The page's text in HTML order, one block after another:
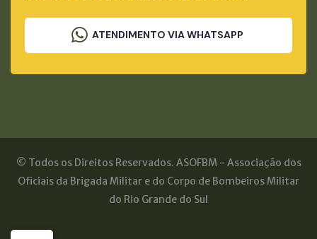
ATENDIMENTO VIA WHATSAPP
© Todos os Direitos Reservados. ASOFBM - Associação dos
Oficiais da Brigada Militar e do Corpo de Bombeiros Militar
do Rio Grande do Sul